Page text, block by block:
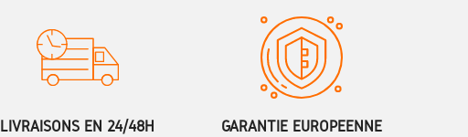
LIVRAISONS EN 24/48H GARANTIE EUROPÉENNE